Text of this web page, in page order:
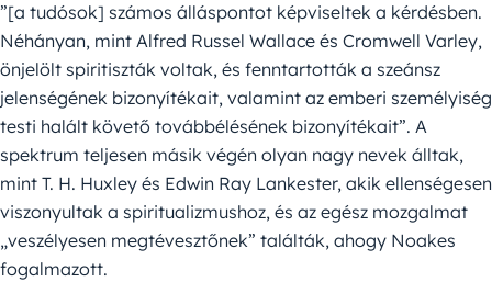
”[a tudósok] számos álláspontot képviseltek a kérdésben.
Néhányan, mint Alfred Russel Wallace és Cromwell Varley,
önjelölt spiritiszták voltak, és fenntartották a szeánsz
jelenségének bizonyítékait, valamint az emberi személyiség
testi halált követő továbbélésének bizonyítékait”. A
spektrum teljesen másik végén olyan nagy nevek álltak,
mint T. H. Huxley és Edwin Ray Lankester, akik ellenségesen
viszonyultak a spiritualizmushoz, és az egész mozgalmat
„veszélyesen megtévesztőnek” találták, ahogy Noakes
fogalmazott.